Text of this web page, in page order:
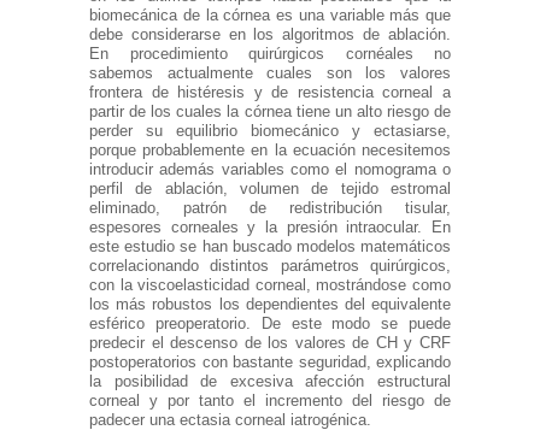
biomecánica de la córnea es una variable más que
debe considerarse en los algoritmos de ablación.
En procedimiento quirúrgicos cornéales no
sabemos actualmente cuales son los valores
frontera de histéresis y de resistencia corneal a
partir de los cuales la córnea tiene un alto riesgo de
perder su equilibrio biomecánico y ectasiarse,
porque probablemente en la ecuación necesitemos
introducir además variables como el nomograma o
perfil de ablación, volumen de tejido estromal
eliminado, patrón de redistribución tisular,
espesores corneales y la presión intraocular. En
este estudio se han buscado modelos matemáticos
correlacionando distintos parámetros quirúrgicos,
con la viscoelasticidad corneal, mostrándose como
los más robustos los dependientes del equivalente
esférico preoperatorio. De este modo se puede
predecir el descenso de los valores de CH y CRF
postoperatorios con bastante seguridad, explicando
la posibilidad de excesiva afección estructural
corneal y por tanto el incremento del riesgo de
padecer una ectasia corneal iatrogénica.